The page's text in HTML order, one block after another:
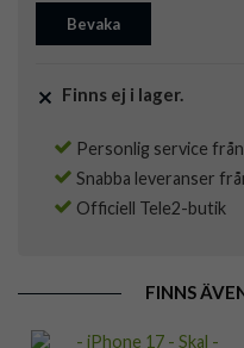
Bevaka
Finns ej i lager.
Personlig service
Snabba leveranser
Officiell Tele2-butik
FINNS